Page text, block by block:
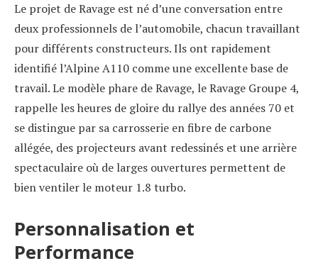
Le projet de Ravage est né d’une conversation entre
deux professionnels de l’automobile, chacun travaillant
pour différents constructeurs. Ils ont rapidement
identifié l’Alpine A110 comme une excellente base de
travail. Le modèle phare de Ravage, le Ravage Groupe 4,
rappelle les heures de gloire du rallye des années 70 et
se distingue par sa carrosserie en fibre de carbone
allégée, des projecteurs avant redessinés et une arrière
spectaculaire où de larges ouvertures permettent de
bien ventiler le moteur 1.8 turbo.
Personnalisation et
Performance